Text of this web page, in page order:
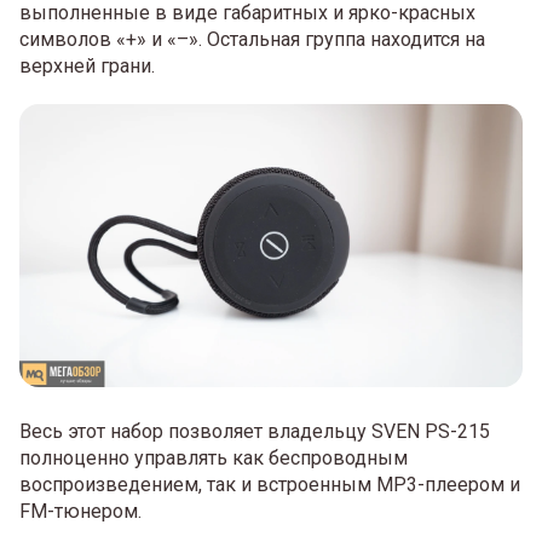
выполненные в виде габаритных и ярко-красных
символов «+» и «–». Остальная группа находится на
верхней грани.
Весь этот набор позволяет владельцу SVEN PS-215
полноценно управлять как беспроводным
воспроизведением, так и встроенным MP3-плеером и
FM-тюнером.